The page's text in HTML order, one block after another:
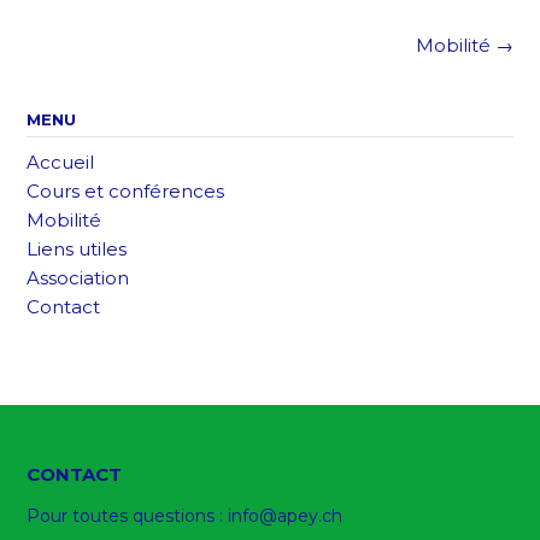
Mobilité →
MENU
Accueil
Cours et conférences
Mobilité
Liens utiles
Association
Contact
CONTACT
Pour toutes questions : info@apey.ch